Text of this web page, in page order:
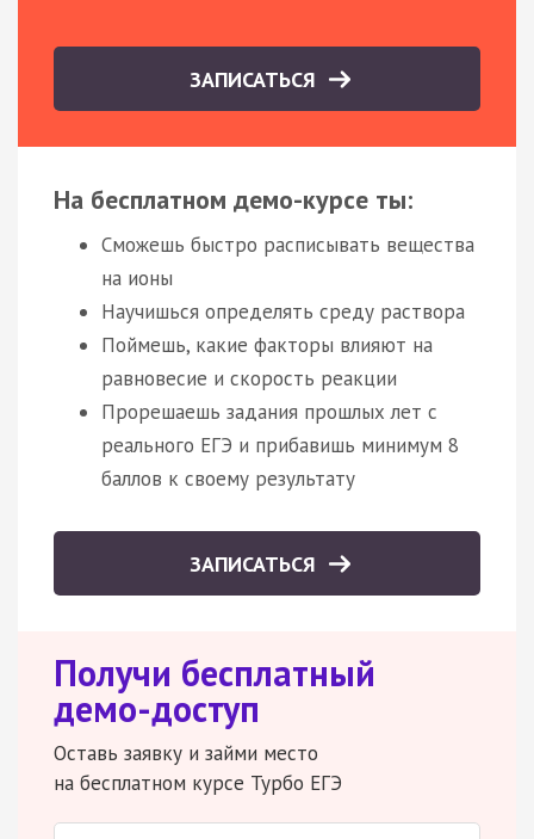
ЗАПИСАТЬСЯ
На бесплатном демо-курсе ты:
Сможешь быстро расписывать вещества
на ионы
Научишься определять среду раствора
Поймешь, какие факторы влияют на
равновесие и скорость реакции
Прорешаешь задания прошлых лет с
реального ЕГЭ и прибавишь минимум 8
баллов к своему результату
ЗАПИСАТЬСЯ
Получи бесплатный
демо-доступ
Оставь заявку и займи место
на бесплатном курсе Турбо ЕГЭ